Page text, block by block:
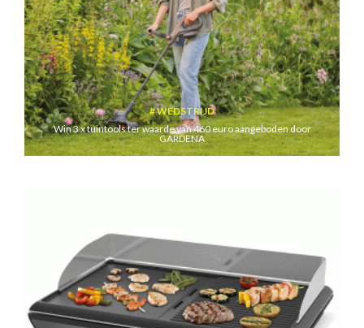
WEDSTRIJD
Win 3 x tuintools ter waarde van 460 euro aangeboden door
GARDENA